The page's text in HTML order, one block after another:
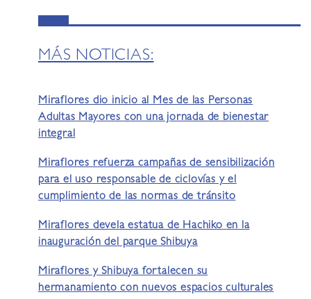
MÁS NOTICIAS:
Miraflores dio inicio al Mes de las Personas
Adultas Mayores con una jornada de bienestar
integral
Miraflores refuerza campañas de sensibilización
para el uso responsable de ciclovías y el
cumplimiento de las normas de tránsito
Miraflores devela estatua de Hachiko en la
inauguración del parque Shibuya
Miraflores y Shibuya fortalecen su
hermanamiento con nuevos espacios culturales